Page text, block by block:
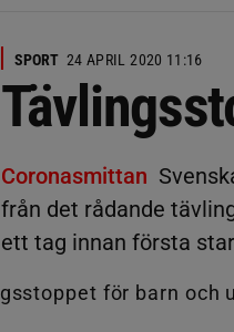
SPORT 24 APRIL 2020 11:16
Coronasmittan
från det rådande
ett tag innan första